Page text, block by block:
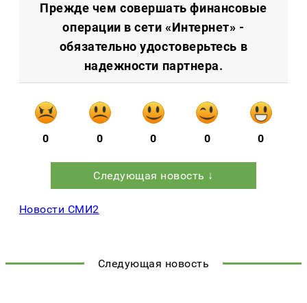
Прежде чем совершать финансовые
операции в сети «Интернет» -
обязательно удостоверьтесь в
надежности партнера.
0 0 0 0 0
Следующая новость ↓
Новости СМИ2
Следующая новость